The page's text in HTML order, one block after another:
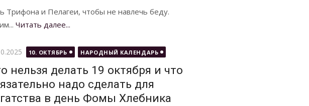
Трифона и Пелагеи, чтобы не навлечь беду.
Читать далее...
10. ОКТЯБРЬ НАРОДНЫЙ КАЛЕНДАРЬ
нельзя делать 19 октября и что
надо сделать для
в день Фомы Хлебника